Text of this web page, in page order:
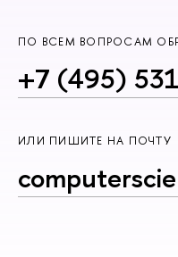
ПО ВСЕМ ВОПРОСАМ
+7 (495)
ИЛИ ПИШИТЕ НА ПОЧТУ